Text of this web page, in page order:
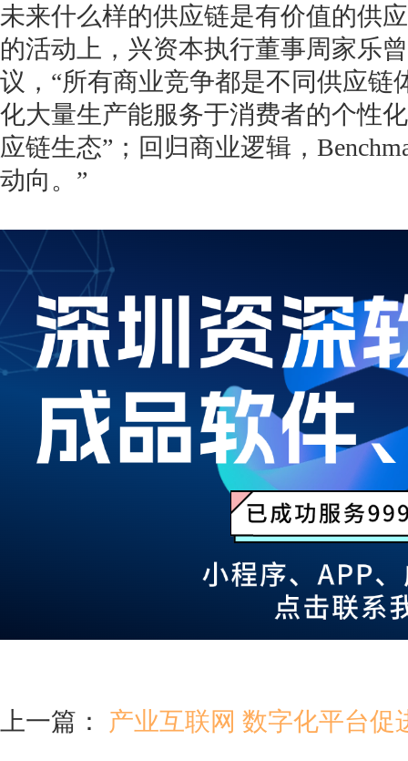
未来什么样的供应链是有价值的供
的活动上，兴资本执行董事周家乐
议，“所有商业竞争都是不同供应链
化大量生产能服务于消费者的个性
应链生态”；回归商业逻辑，
动向。”
上一篇： 产业互联网 数字化平台促